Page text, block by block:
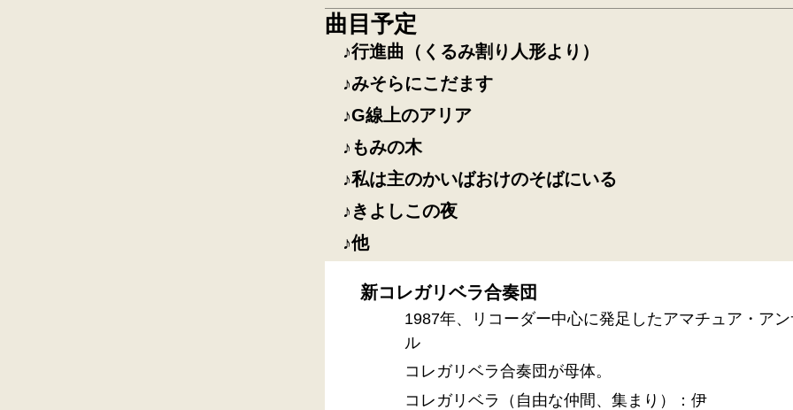
曲目予定
行進曲（くるみ割り人形より）
みそらにこだます
G線上のアリア
もみの木
私は主のかいばおけのそばにいる
きよしこの夜
他
新コレガリベラ合奏団
1987年、リコーダー中心に発足したアマチュア・ア
ル
コレガリベラ合奏団が母体。
コレガリベラ（自由な仲間、集まり）：伊